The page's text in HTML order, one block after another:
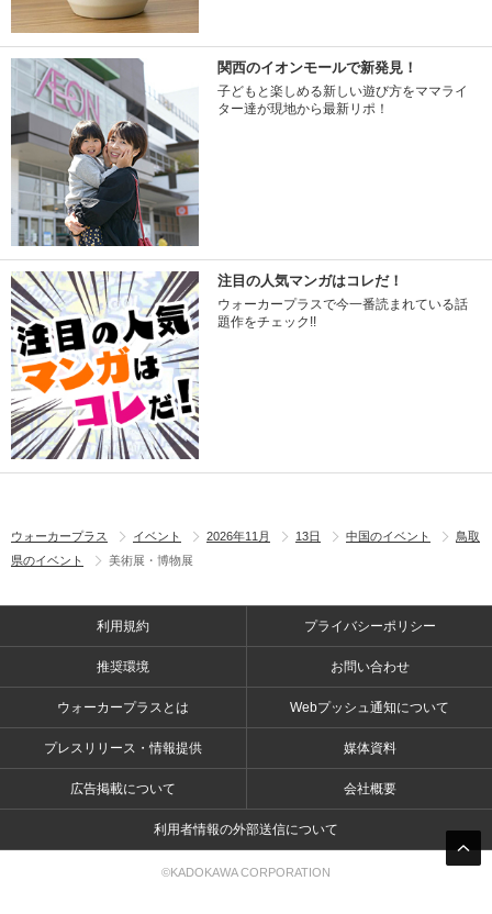
関西のイオンモールで新発見！
子どもと楽しめる新しい遊び方をママライ
ター達が現地から最新リポ！
注目の人気マンガはコレだ！
ウォーカープラスで今一番読まれている話
題作をチェック!!
ウォーカープラス イベント 2026年11月 13日 中国のイベント
鳥取
県のイベント
美術展・博物展
利用規約 プライバシーポリシー
推奨環境 お問い合わせ
ウォーカープラスとは Webプッシュ通知について
プレスリリース・情報提供 媒体資料
広告掲載について 会社概要
利用者情報の外部送信について
©KADOKAWA CORPORATION